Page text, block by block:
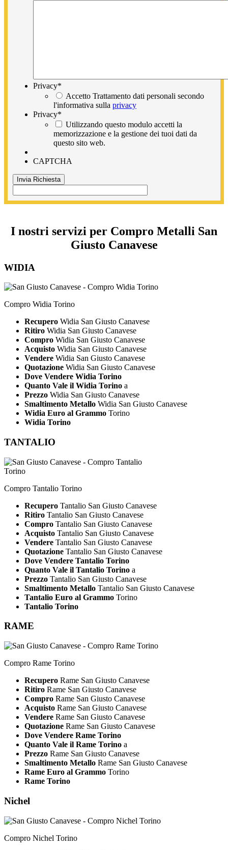
Privacy*
Accetto Trattamento dati personali secondo
l'informativa sulla privacy
Privacy*
Utilizzando questo modulo accetti la
memorizzazione e la gestione dei tuoi dati da
questo sito web.
CAPTCHA
I nostri servizi per Compro Metalli San
Giusto Canavese
WIDIA
Compro Widia Torino
Recupero Widia San Giusto Canavese
Ritiro Widia San Giusto Canavese
Compro Widia San Giusto Canavese
Acquisto Widia San Giusto Canavese
Vendere Widia San Giusto Canavese
Quotazione Widia San Giusto Canavese
Dove Vendere Widia Torino
Quanto Vale il Widia Torino a
Prezzo Widia San Giusto Canavese
Smaltimento Metallo Widia San Giusto Canavese
Widia Euro al Grammo Torino
Widia Torino
TANTALIO
Compro Tantalio Torino
Recupero Tantalio San Giusto Canavese
Ritiro Tantalio San Giusto Canavese
Compro Tantalio San Giusto Canavese
Acquisto Tantalio San Giusto Canavese
Vendere Tantalio San Giusto Canavese
Quotazione Tantalio San Giusto Canavese
Dove Vendere Tantalio Torino
Quanto Vale il Tantalio Torino a
Prezzo Tantalio San Giusto Canavese
Smaltimento Metallo Tantalio San Giusto Canavese
Tantalio Euro al Grammo Torino
Tantalio Torino
RAME
Compro Rame Torino
Recupero Rame San Giusto Canavese
Ritiro Rame San Giusto Canavese
Compro Rame San Giusto Canavese
Acquisto Rame San Giusto Canavese
Vendere Rame San Giusto Canavese
Quotazione Rame San Giusto Canavese
Dove Vendere Rame Torino
Quanto Vale il Rame Torino a
Prezzo Rame San Giusto Canavese
Smaltimento Metallo Rame San Giusto Canavese
Rame Euro al Grammo Torino
Rame Torino
Nichel
Compro Nichel Torino